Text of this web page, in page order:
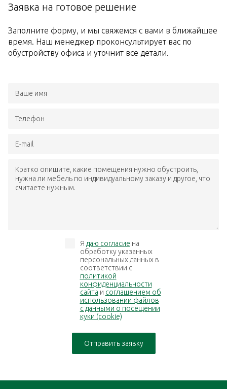
Заявка на готовое решение
Заполните форму, и мы свяжемся с вами в ближайшее
время. Наш менеджер проконсультирует вас по
обустройству офиса и уточнит все детали.
Ваше имя
Телефон
E-mail
Кратко опишите, какие помещения нужно обустроить,
нужна ли мебель по индивидуальному заказу и другое, что
считаете нужным.
Я даю согласие на
обработку указанных
персональных данных в
соответствии с
политикой
конфиденциальности
сайта и соглашением об
использовании файлов
с данными о посещении
куки (cookie)